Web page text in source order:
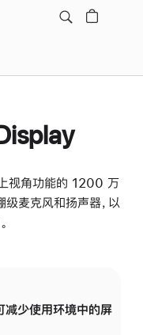
视角功能的 1200 万
麦克风和扬声器，以
减少使用环境中的屏